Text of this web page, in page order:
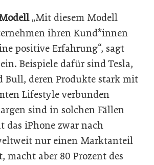
„Mit diesem Modell
ihren Kund*innen
positive Erfahrung“, sagt
Beispiele dafür sind Tesla,
Bull, deren Produkte stark mit
Lifestyle verbunden
sind in solchen Fällen
das iPhone zwar nach
nur einen Marktanteil
macht aber 80 Prozent des